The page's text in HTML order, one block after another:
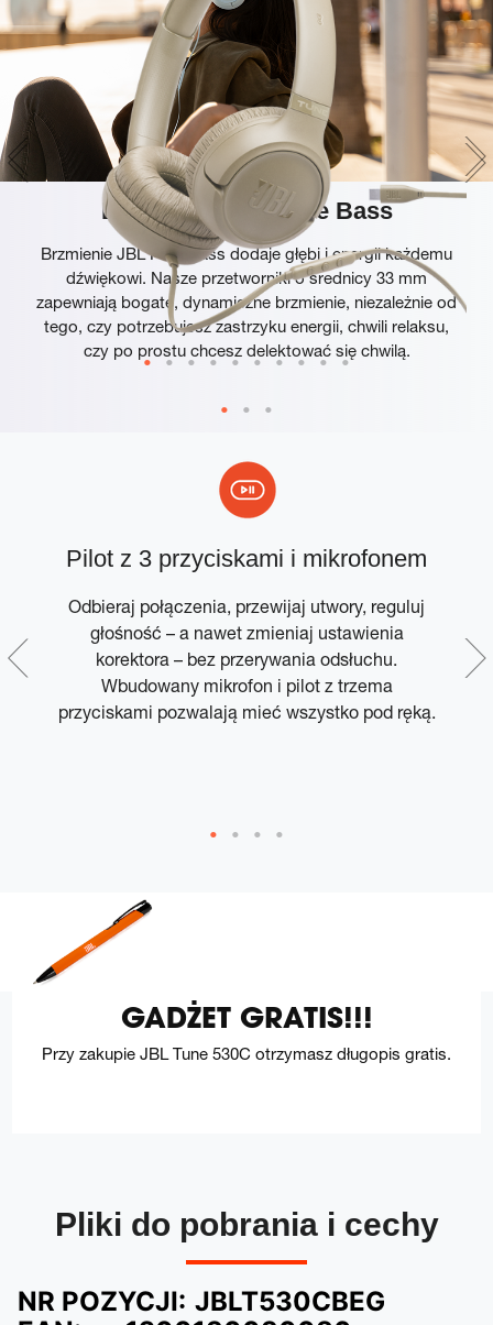
Brzmienie JBL Pure Bass
Brzmienie JBL Pure Bass dodaje głębi i energii każdemu
dźwiękowi. Nasze przetworniki o średnicy 33 mm
zapewniają bogate, dynamiczne brzmienie, niezależnie od
tego, czy potrzebujesz zastrzyku energii, chwili relaksu,
czy po prostu chcesz delektować się chwilą.
Pilot z 3 przyciskami i mikrofonem
Odbieraj połączenia, przewijaj utwory, reguluj
głośność – a nawet zmieniaj ustawienia
korektora – bez przerywania odsłuchu.
Wbudowany mikrofon i pilot z trzema
przyciskami pozwalają mieć wszystko pod ręką.
GADŻET GRATIS!!!
Przy zakupie JBL Tune 530C otrzymasz długopis gratis.
Pliki do pobrania i cechy
NR POZYCJI: JBLT530CBEG